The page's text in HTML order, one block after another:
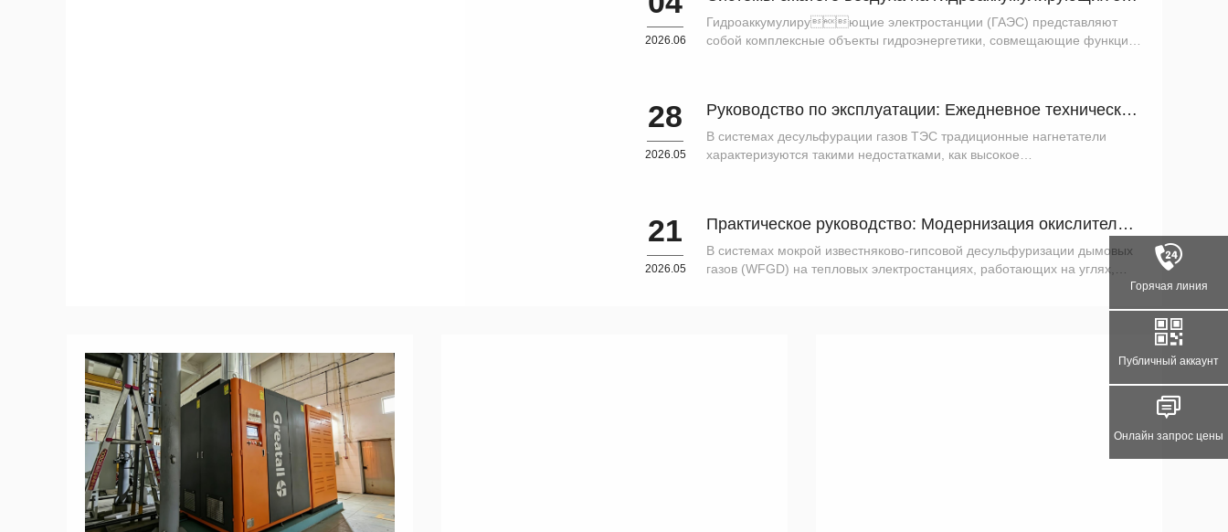
2026.06
Гидроаккумулирующие электростанции (ГАЭС) представляют
собой комплексные объекты гидроэнергетики, совмещающие функции
28
2026.05
Руководство по эксплуатации: Ежедневное техническое обслужив...
В системах десульфурации газов ТЭС традиционные нагнетатели
характеризуются такими недостатками, как высокое
21
2026.05
Практическое руководство: Модернизация окислительных воздухо...
В системах мокрой известняково-гипсовой десульфуризации дымовых
газов (WFGD) на тепловых электростанциях, работающих на углях,
Горячая линия
Публичный аккаунт
Онлайн запрос цены